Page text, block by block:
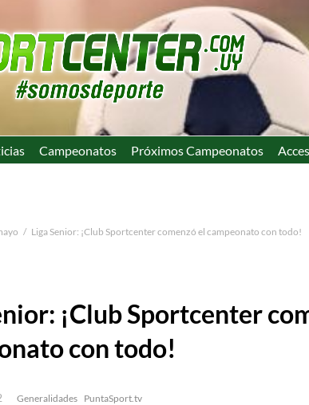
Campeonatos Próximos Campeonatos
Liga Senior: ¡Club Sportcenter comenzó el campeonato con todo!
¡Club Sportcenter
con todo!
Generalidades PuntaSport.tv